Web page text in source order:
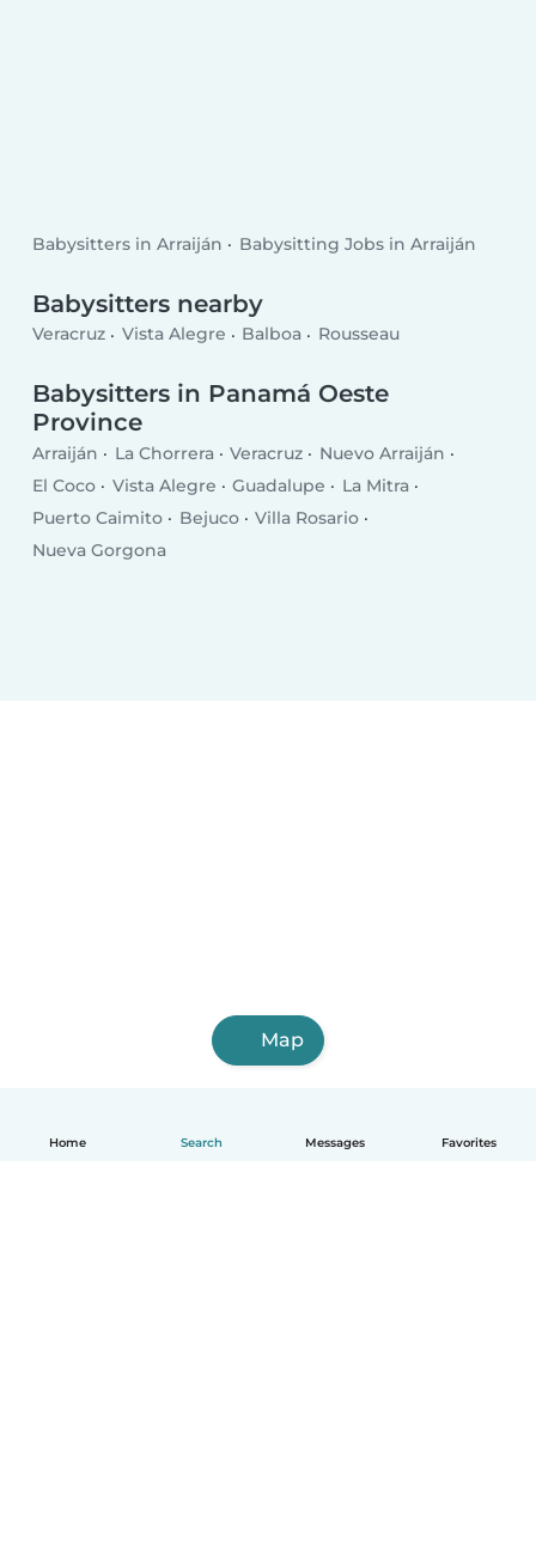
Home Search Messages Favorites
Babysitters in Arraiján Babysitting Jobs in Arraiján
Babysitters nearby
Veracruz Vista Alegre Balboa Rousseau
Babysitters in Panamá Oeste
Province
Arraiján La Chorrera Veracruz
Nuevo Arraiján
El Coco
Vista Alegre Guadalupe
La Mitra
Puerto Caimito
Bejuco
Villa Rosario
Nueva Gorgona
Map